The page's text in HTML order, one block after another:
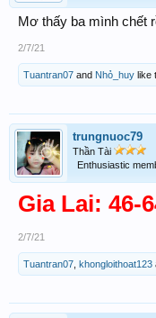
Mơ thấy ba mình chết
2/7/21
Tuantran07 and Nhỏ_huy like
trungnuoc79
Thần Tài
Enthusiastic
Gia Lai: 46-
2/7/21
Tuantran07 khongloithoat123